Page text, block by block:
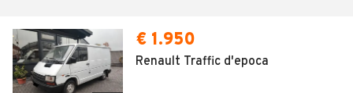
€ 1.950
Renault Traffic d'epoca